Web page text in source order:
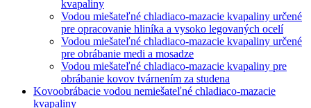
kvapaliny
Vodou miešateľné chladiaco-mazacie kvapaliny určené
pre opracovanie hliníka a vysoko legovaných ocelí
Vodou miešateľné chladiaco-mazacie kvapaliny určené
pre obrábanie medi a mosadze
Vodou miešateľné chladiaco-mazacie kvapaliny pre
obrábanie kovov tvárnením za studena
Kovoobrábacie vodou nemiešateľné chladiaco-mazacie
kvapaliny